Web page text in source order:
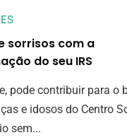
sorrisos com a
do seu IRS
pode contribuir para o
e idosos do Centro
sem...